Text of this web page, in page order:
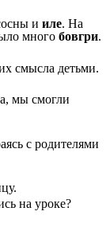
и иле. На
много бовгри.
смысла детьми.
мы смогли
с родителями
на уроке?